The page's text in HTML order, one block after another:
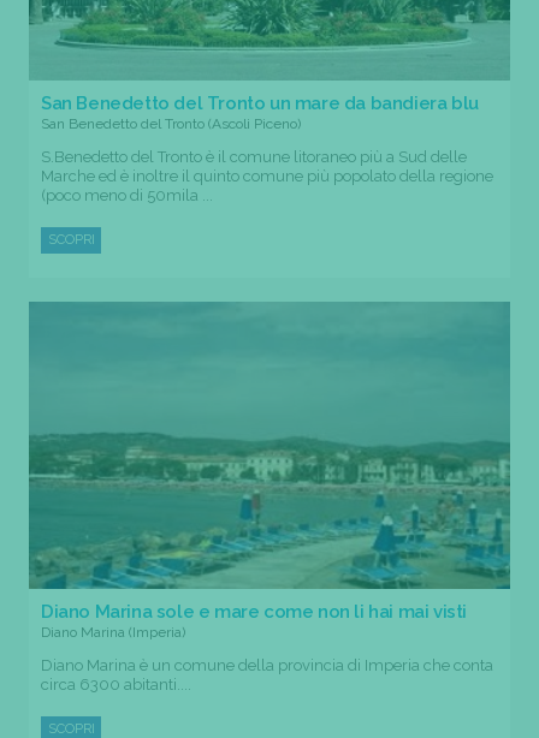
San Benedetto del Tronto un mare da bandiera blu
San Benedetto del Tronto (Ascoli Piceno)
S.Benedetto del Tronto è il comune litoraneo più a Sud delle
Marche ed è inoltre il quinto comune più popolato della regione
(poco meno di 50mila ...
SCOPRI
Diano Marina sole e mare come non li hai mai visti
Diano Marina (Imperia)
Diano Marina è un comune della provincia di Imperia che conta
circa 6300 abitanti....
SCOPRI